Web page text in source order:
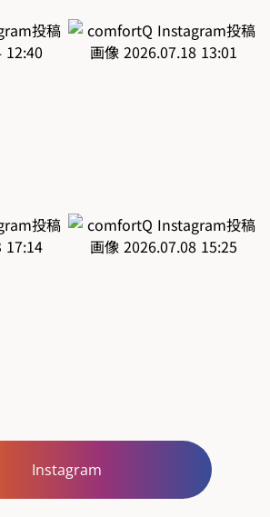
Instagram